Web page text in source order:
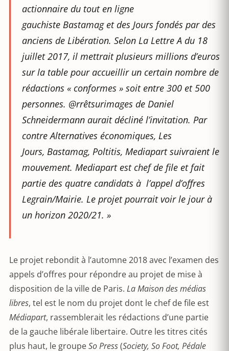
actionnaire du tout en ligne
gauchiste Bastamaget des Jours fondés par des
anciens de Libération. Selon La Lettre A du 18
juillet 2017, il mettrait plusieurs millions d’euros
sur la table pour accueillir un certain nombre de
rédactions « conformes » soit entre 300 et 500
personnes. @rrêtsurimages de Daniel
Schneidermann aurait décliné l’invitation. Par
contreAlternatives économiques, Les
Jours, Bastamag, Poltitis, Mediapartsuivraient le
mouvement. Mediapartest chef de file et fait
partie des quatre candidats à l’appel d’offres
Legrain/Mairie. Le projet pourrait voir le jour à
un horizon 2020/21. »
Le projet rebondit à l’automne 2018 avec l’examen des
appels d’offres pour répondre au projet de mise à
disposition de la ville de Paris. La Maison des médias
libres, tel est le nom du projet dont le chef de file est
Médiapart, rassemblerait les rédactions d’une partie
de la gauche libérale libertaire. Outre les titres cités
plus haut, le groupeSo Press(Society, So Foot, Pédale